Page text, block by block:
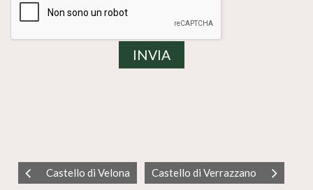
Castello di Velona Castello di Verrazzano